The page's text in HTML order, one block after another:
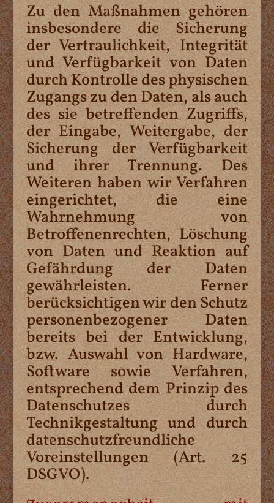
Zu den Maßnahmen gehören
insbesondere die Sicherung
der Vertraulichkeit, Integrität
und Verfügbarkeit von Daten
durch Kontrolle des physischen
Zugangs zu den Daten, als auch
des sie betreffenden Zugriffs,
der Eingabe, Weitergabe, der
Sicherung der Verfügbarkeit
und ihrer Trennung. Des
Weiteren haben wir Verfahren
eingerichtet, die eine
Wahrnehmung von
Betroffenenrechten, Löschung
von Daten und Reaktion auf
Gefährdung der Daten
gewährleisten. Ferner
berücksichtigen wir den Schutz
personenbezogener Daten
bereits bei der Entwicklung,
bzw. Auswahl von Hardware,
Software sowie Verfahren,
entsprechend dem Prinzip des
Datenschutzes durch
Technikgestaltung und durch
datenschutzfreundliche
Voreinstellungen (Art. 25
DSGVO).